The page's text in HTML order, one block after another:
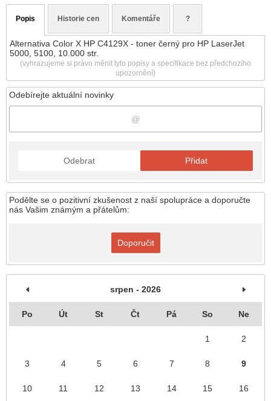
Odebírejte aktuální novinky
Odebrat Přidat
Podělte se o pozitivní zkušenost z naší spolupráce a doporučte
nás Vašim známým a přátelům:
Doporučit
srpen - 2026
Po Út St Čt Pá So Ne
1 2
3 4 5 6 7 8 9
10 11 12 13 14 15 16
Popis Historie cen Komentáře ?
Alternativa Color X HP C4129X - toner černý pro HP LaserJet
5000, 5100, 10.000 str.
(vyhrazujeme si právo měnit tyto popisy a specifikace bez předchozího
upozornění)